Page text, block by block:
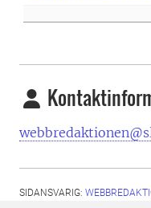
SIDANSVARIG: